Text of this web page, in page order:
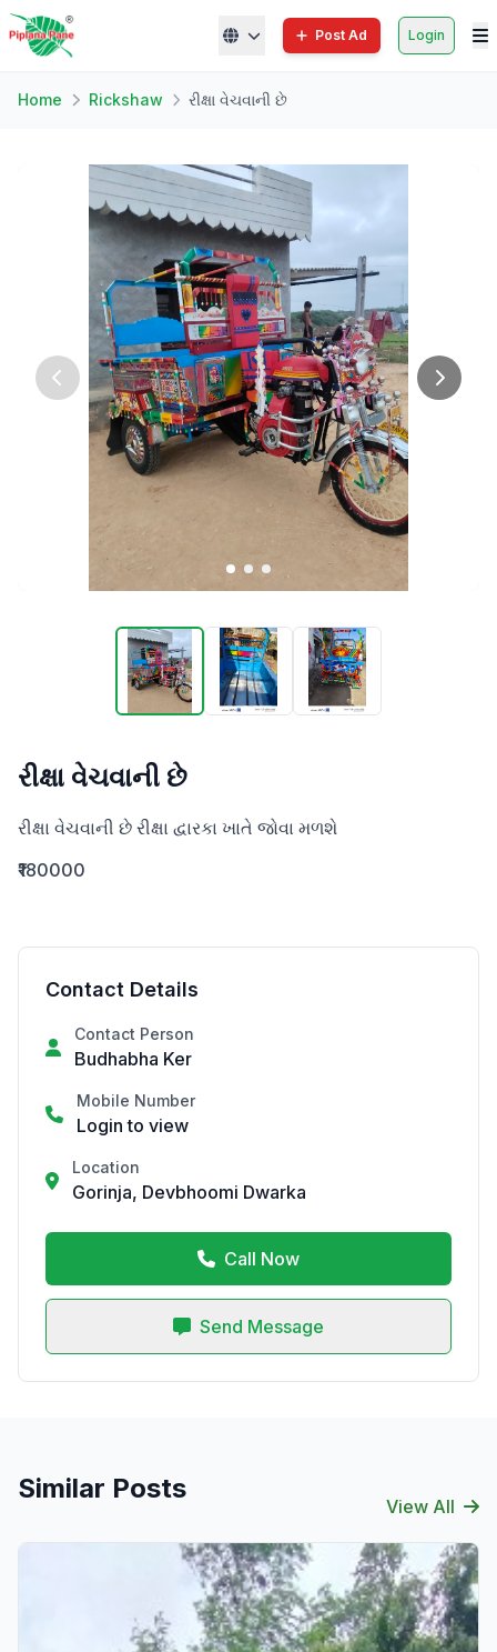
Post Ad Login
Home Rickshaw રીક્ષા વેચવાની છે
રીક્ષા વેચવાની છે
રીક્ષા વેચવાની છે રીક્ષા દ્વારકા ખાતે જોવા મળશે
₹180000
Contact Details
Contact Person
Budhabha Ker
Mobile Number
Login to view
Location
Gorinja, Devbhoomi Dwarka
Call Now
Send Message
Similar Posts
View All